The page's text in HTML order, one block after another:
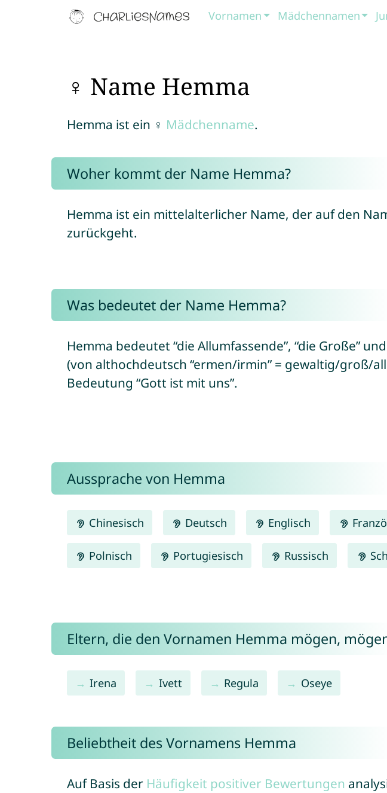
Vornamen Mädchennamen
♀ Name Hemma
Hemma ist ein ♀ Mädchenname.
Woher kommt der Name Hemma?
Hemma ist ein mittelalterlicher Name, der auf den
zurückgeht.
Was bedeutet der Name Hemma?
Hemma bedeutet “die Allumfassende”, “die Große”
(von althochdeutsch “ermen/irmin” = gewaltig/groß/
Bedeutung “Gott ist mit uns”.
Aussprache von Hemma
Chinesisch Deutsch Englisch
Polnisch Portugiesisch Russisch
Eltern, die den Vornamen Hemma mögen,
Irena Ivett Regula Oseye
Beliebtheit des Vornamens Hemma
Auf Basis der Häufigkeit positiver Bewertungen